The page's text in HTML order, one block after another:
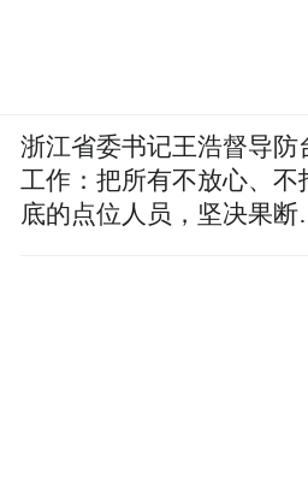
浙江省委书记王浩督导防
工作：把所有不放心、不
底的点位人员，坚决果断